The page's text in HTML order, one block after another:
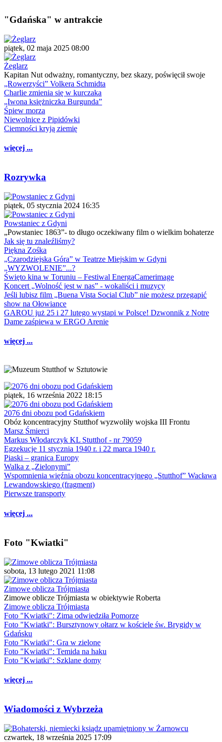
"Gdańska" w antrakcie
piątek, 02 maja 2025 08:00
Żeglarz
Kapitan Nut odważny, romantyczny, bez skazy, poświęcił swoje
„Rowerzyści” Volkera Schmidta
Charlie zmienia się w kurczaka
„Iwona księżniczka Burgunda”
Śpiew morza
Niewolnice z Pipidówki
Ciemności kryją ziemię
więcej ...
Rozrywka
piątek, 05 stycznia 2024 16:35
Powstaniec z Gdyni
„Powstaniec 1863”- to długo oczekiwany film o wielkim bohaterze
Jak się tu znaleźliśmy?
Piękna Zośka
„Czarodziejska Góra” w Teatrze Miejskim w Gdyni
„WYZWOLENIE”...?
Święto kina w Toruniu – Festiwal EnergaCamerimage
Koncert „Wolność jest w nas” - wokaliści i muzycy
Jeśli lubisz film „Buena Vista Social Club” nie możesz przegapić
show na Ołowiance
GAROU już 25 i 27 lutego wystąpi w Polsce! Dzwonnik z Notre
Dame zaśpiewa w ERGO Arenie
więcej ...
piątek, 16 września 2022 18:15
2076 dni obozu pod Gdańskiem
Obóz koncentracyjny Stutthof wyzwoliły wojska III Frontu
Marsz Śmierci
Markus Włodarczyk KL Stutthof - nr 79059
Egzekucje 11 stycznia 1940 r. i 22 marca 1940 r.
Piaski – granica Europy
Walka z „Zielonymi”
Wspomnienia więźnia obozu koncentracyjnego „Stutthof” Wacława
Lewandowskiego (fragment)
Pierwsze transporty
więcej ...
Foto "Kwiatki"
sobota, 13 lutego 2021 11:08
Zimowe oblicza Trójmiasta
Zimowe oblicze Trójmiasta w obiektywie Roberta
Zimowe oblicza Trójmiasta
Foto "Kwiatki": Zima odwiedziła Pomorze
Foto "Kwiatki": Bursztynowy ołtarz w kościele św. Brygidy w
Gdańsku
Foto "Kwiatki": Gra w zielone
Foto "Kwiatki": Temida na haku
Foto "Kwiatki": Szklane domy
więcej ...
Wiadomości z Wybrzeża
czwartek, 18 września 2025 17:09